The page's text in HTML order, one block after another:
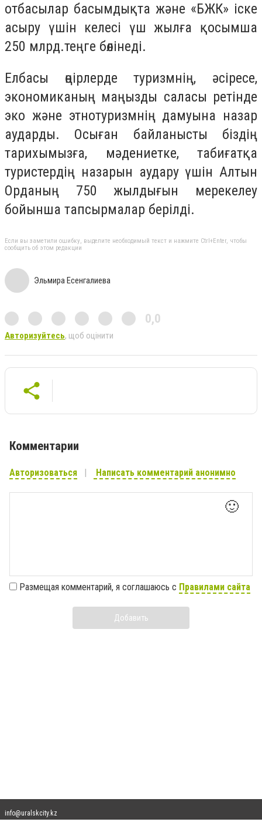
отбасылар басымдықта және «БЖК» іске
асыру үшін келесі үш жылға қосымша
250 млрд.теңге бөлінеді.
Елбасы өңірлерде туризмнің, әсіресе,
экономиканың маңызды саласы ретінде
эко және этнотуризмнің дамуына назар
аударды. Осыған байланысты біздің
тарихымызға, мәдениетке, табиғатқа
туристердің назарын аудару үшін Алтын
Орданың 750 жылдығын мерекелеу
бойынша тапсырмалар берілді.
Если вы заметили ошибку, выделите необходимый текст и нажмите Ctrl+Enter, чтобы
сообщить об этом редакции
Эльмира Есенгалиева
0,0
Авторизуйтесь, щоб оцінити
Комментарии
Авторизоваться Написать комментарий анонимно
🙂
Размещая комментарий, я соглашаюсь с Правилами сайта
Добавить
info@uralskcity.kz